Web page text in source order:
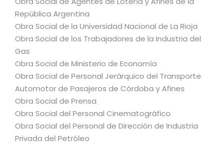
República Argentina
Obra Social de la Universidad Nacional de La Rioja
Obra Social de los Trabajadores de la Industria del
Gas
Obra Social de Ministerio de Economía
Obra Social de Personal Jerárquico del Transporte
Automotor de Pasajeros de Córdoba y Afines
Obra Social de Prensa
Obra Social del Personal Cinematográfico
Obra Social del Personal de Dirección de Industria
Privada del Petróleo